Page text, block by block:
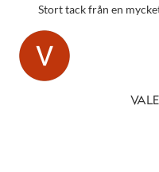
Stort tack från en